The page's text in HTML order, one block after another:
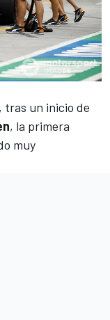
tras un inicio de
, la primera
muy